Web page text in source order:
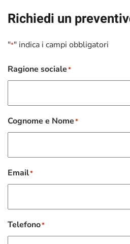
Richiedi un
"*" indica i campi obbligatori
Ragione sociale*
Cognome e Nome*
Email*
Telefono*